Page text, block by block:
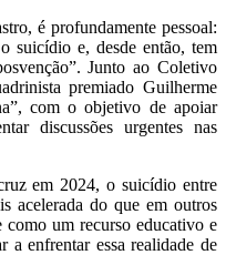
é profundamente pessoal:
suicídio e, desde então, tem
Junto ao Coletivo
premiado Guilherme
com o objetivo de apoiar
discussões urgentes nas
em 2024, o suicídio entre
acelerada do que em outros
um recurso educativo e
a enfrentar essa realidade de